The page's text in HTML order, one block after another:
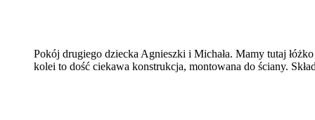
Pokój drugiego dziecka Agnieszki i Michała. Mamy tutaj
kolei to dość ciekawa konstrukcja, montowana do ściany.